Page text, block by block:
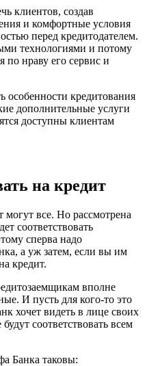
клиентов, создав
и комфортные условия
перед кредитодателем.
технологиями и потому
нраву его сервис и
особенности кредитования
дополнительные услуги
доступны клиентам
на кредит
могут все. Но рассмотрена
соответствовать
сперва надо
а уж затем, если вы им
кредит.
вполне
И пусть для кого-то это
хочет видеть в лице своих
соответствовать всем
Банка таковы: